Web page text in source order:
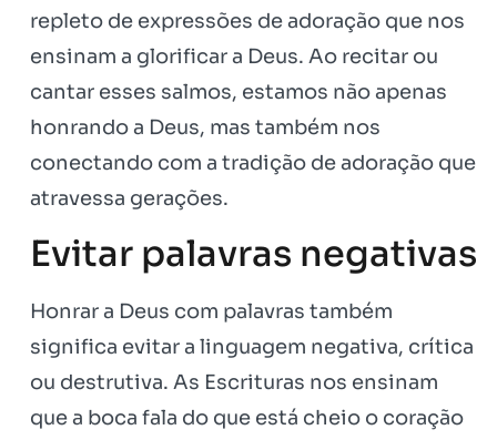
repleto de expressões de adoração que nos
ensinam a glorificar a Deus. Ao recitar ou
cantar esses salmos, estamos não apenas
honrando a Deus, mas também nos
conectando com a tradição de adoração que
atravessa gerações.
Evitar palavras negativas
Honrar a Deus com palavras também
significa evitar a linguagem negativa, crítica
ou destrutiva. As Escrituras nos ensinam
que a boca fala do que está cheio o coração